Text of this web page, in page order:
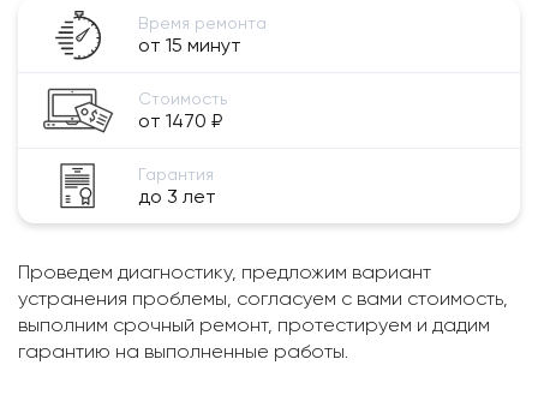
Время ремонта
от 15 минут
Стоимость
от 1470 ₽
Гарантия
до 3 лет
Проведем диагностику, предложим вариант
устранения проблемы, согласуем с вами стоимость,
выполним срочный ремонт, протестируем и дадим
гарантию на выполненные работы.